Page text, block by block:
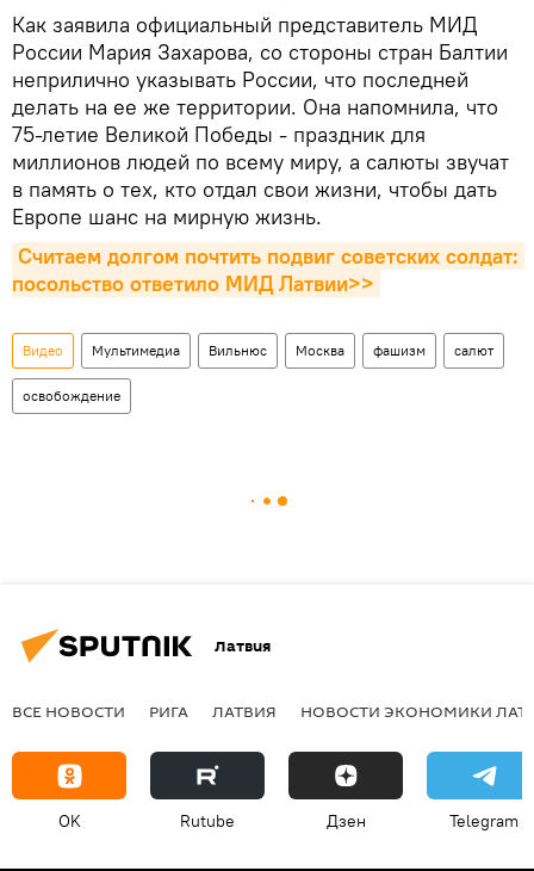
Как заявила официальный представитель МИД
России Мария Захарова, со стороны стран Балтии
неприлично указывать России, что последней
делать на ее же территории. Она напомнила, что
75-летие Великой Победы - праздник для
миллионов людей по всему миру, а салюты звучат
в память о тех, кто отдал свои жизни, чтобы дать
Европе шанс на мирную жизнь.
Считаем долгом почтить подвиг советских солдат:
посольство ответило МИД Латвии>>
Видео Мультимедиа Вильнюс Москва фашизм салют
освобождение
Латвия
ВСЕ НОВОСТИ РИГА ЛАТВИЯ НОВОСТИ ЭКОНОМИКИ
OK Rutube Дзен Telegram